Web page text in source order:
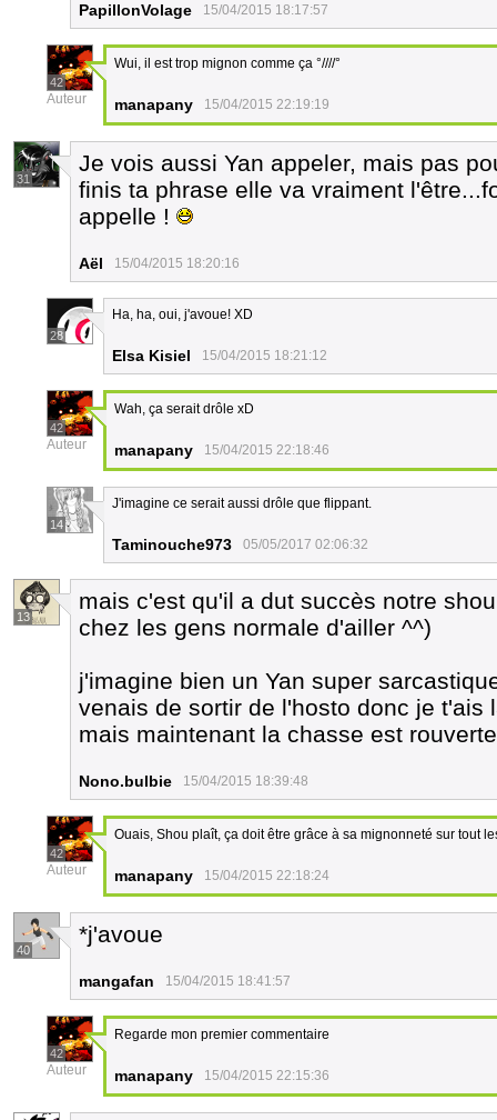
PapillonVolage 15/04/2015 18:17:57
42
Auteur
Wui, il est trop mignon comme ça °////°
manapany 15/04/2015 22:19:19
31
Je vois aussi Yan appeler, mais pas
finis ta phrase elle va vraiment
appelle !
Aël 15/04/2015 18:20:16
28
Ha, ha, oui, j'avoue! XD
Elsa Kisiel 15/04/2015 18:21:12
42
Auteur
Wah, ça serait drôle xD
manapany 15/04/2015 22:18:46
14
J'imagine ce serait aussi drôle que flippant.
Taminouche973 05/05/2017 02:06:32
13
mais c'est qu'il a dut succès notre
chez les gens normale d'ailler ^^)
j'imagine bien un Yan super
venais de sortir de l'hosto donc je t'ais
mais maintenant la chasse est
Nono.bulbie 15/04/2015 18:39:48
42
Auteur
Ouais, Shou plaît, ça doit être grâce à sa mignonneté sur tout
manapany 15/04/2015 22:18:24
40
*j'avoue
mangafan 15/04/2015 18:41:57
42
Auteur
Regarde mon premier commentaire
manapany 15/04/2015 22:15:36